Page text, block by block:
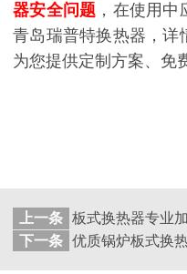
器安全问题 ，在使用
青岛瑞普特换热器，详
为您提供定制方案、免
上一条
下一条